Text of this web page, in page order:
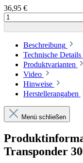
36,95 €
Beschreibung
Technische Details
Produktvarianten
Video
Hinweise
Herstellerangaben
Menü schließen
Transponder